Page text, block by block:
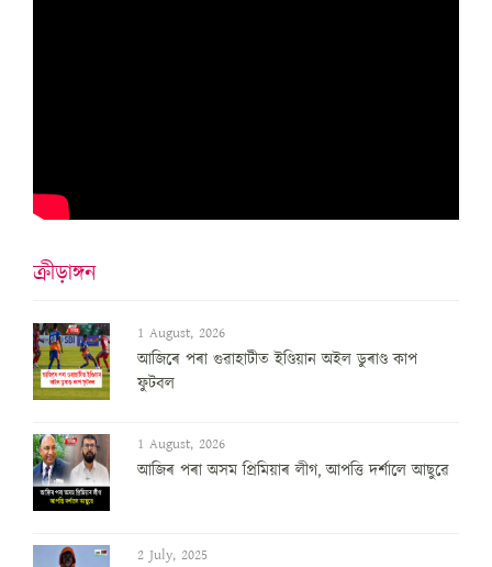
ক্ৰীড়াঙ্গন
1 August, 2026
আজিৰে পৰা গুৱাহাটীত ইণ্ডিয়ান অইল ডুৰাণ্ড কাপ
ফুটবল
1 August, 2026
আজিৰ পৰা অসম প্ৰিমিয়াৰ লীগ, আপত্তি দৰ্শালে আছুৱে
2 July, 2025